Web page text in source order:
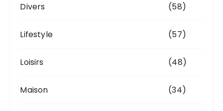
Divers (58)
Lifestyle (57)
Loisirs (48)
Maison (34)